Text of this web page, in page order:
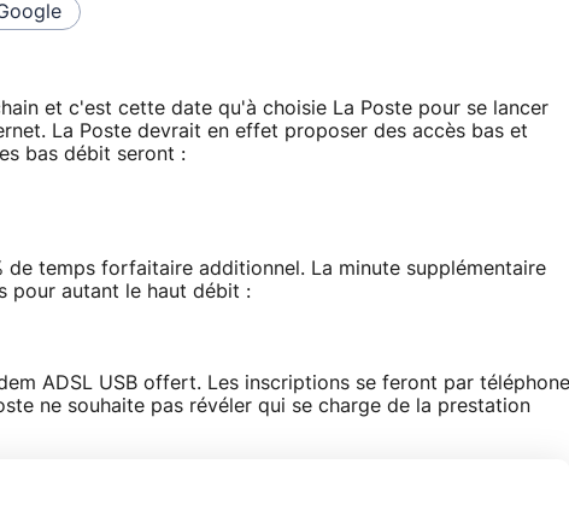
et c'est cette date qu'à choisie La Poste pour se lancer
La Poste devrait en effet proposer des accès bas et
bas débit seront :
de temps forfaitaire additionnel. La minute supplémentaire
pour autant le haut débit :
ADSL USB offert. Les inscriptions se feront par téléphone
ne souhaite pas révéler qui se charge de la prestation